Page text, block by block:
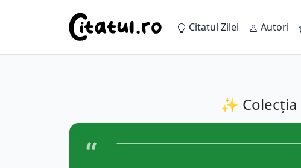
Citatul Zilei Autori
✨